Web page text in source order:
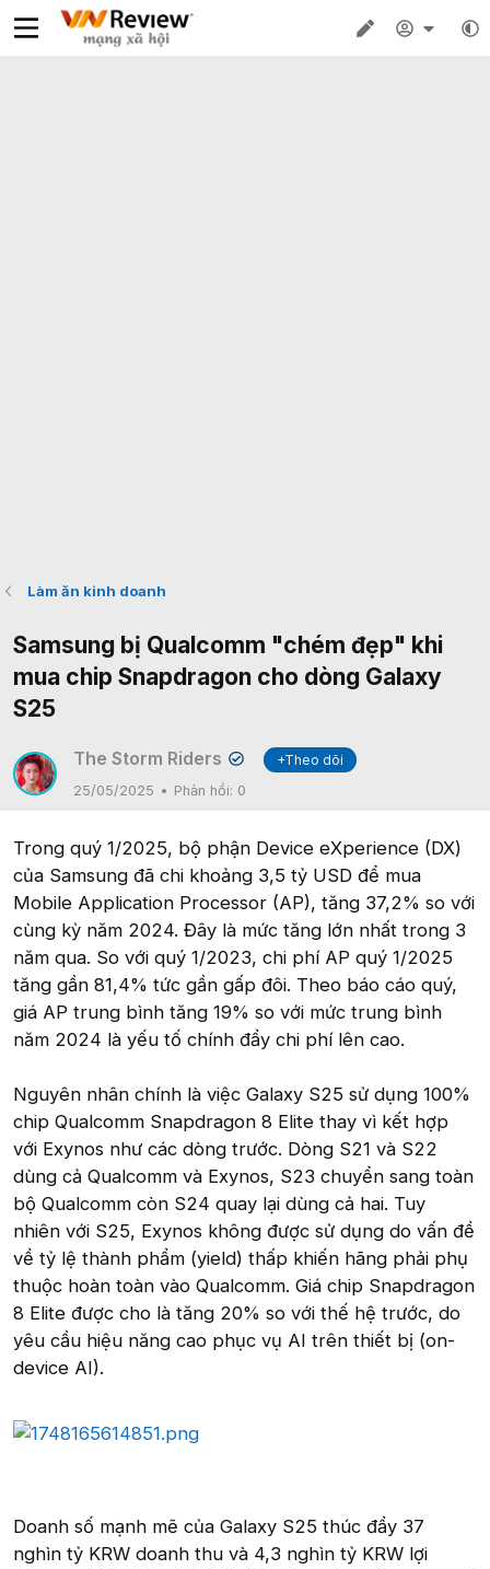
Làm ăn kinh doanh
Samsung bị Qualcomm "chém đẹp" khi
mua chip Snapdragon cho dòng Galaxy
S25
The Storm Riders ✔
+Theo dõi
25/05/2025
Phản hồi: 0
Trong quý 1/2025, bộ phận Device eXperience (DX)
của Samsung đã chi khoảng 3,5 tỷ USD để mua
Mobile Application Processor (AP), tăng 37,2% so với
cùng kỳ năm 2024. Đây là mức tăng lớn nhất trong 3
năm qua. So với quý 1/2023, chi phí AP quý 1/2025
tăng gần 81,4% tức gần gấp đôi. Theo báo cáo quý,
giá AP trung bình tăng 19% so với mức trung bình
năm 2024 là yếu tố chính đẩy chi phí lên cao.
Nguyên nhân chính là việc Galaxy S25 sử dụng 100%
chip Qualcomm Snapdragon 8 Elite thay vì kết hợp
với Exynos như các dòng trước. Dòng S21 và S22
dùng cả Qualcomm và Exynos, S23 chuyển sang toàn
bộ Qualcomm còn S24 quay lại dùng cả hai. Tuy
nhiên với S25, Exynos không được sử dụng do vấn đề
về tỷ lệ thành phẩm (yield) thấp khiến hãng phải phụ
thuộc hoàn toàn vào Qualcomm. Giá chip Snapdragon
8 Elite được cho là tăng 20% so với thế hệ trước, do
yêu cầu hiệu năng cao phục vụ AI trên thiết bị (on-
device AI).
Doanh số mạnh mẽ của Galaxy S25 thúc đẩy 37
nghìn tỷ KRW doanh thu và 4,3 nghìn tỷ KRW lợi